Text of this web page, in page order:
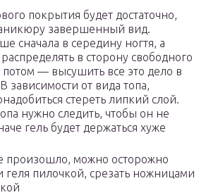
покрытия будет достаточно,
завершенный вид.
сначала в середину ногтя, а
в сторону свободного
потом — высушить все это дело в
зависимости от вида топа,
стереть липкий слой.
нужно следить, чтобы он не
гель будет держаться хуже
произошло, можно осторожно
пилочкой, срезать ножницами